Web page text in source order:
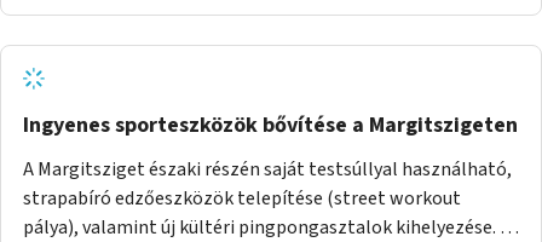
Ingyenes sporteszközök bővítése a Margitszigeten
A Margitsziget északi részén saját testsúllyal használható,
strapabíró edzőeszközök telepítése (street workout
pálya), valamint új kültéri pingpongasztalok kihelyezése. A